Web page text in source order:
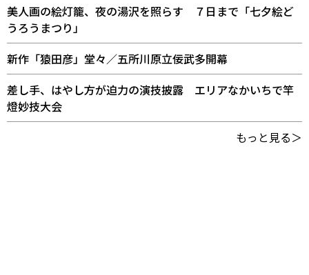
美人画の絵灯籠、夜の湯沢を照らす ７日まで「七夕絵ど
うろうまつり」
新作「猿田彦」堂々／五所川原立佞武多開幕
差し手、はやし方が迫力の演技披露 エリアなかいちで竿
燈妙技大会
もっと見る＞